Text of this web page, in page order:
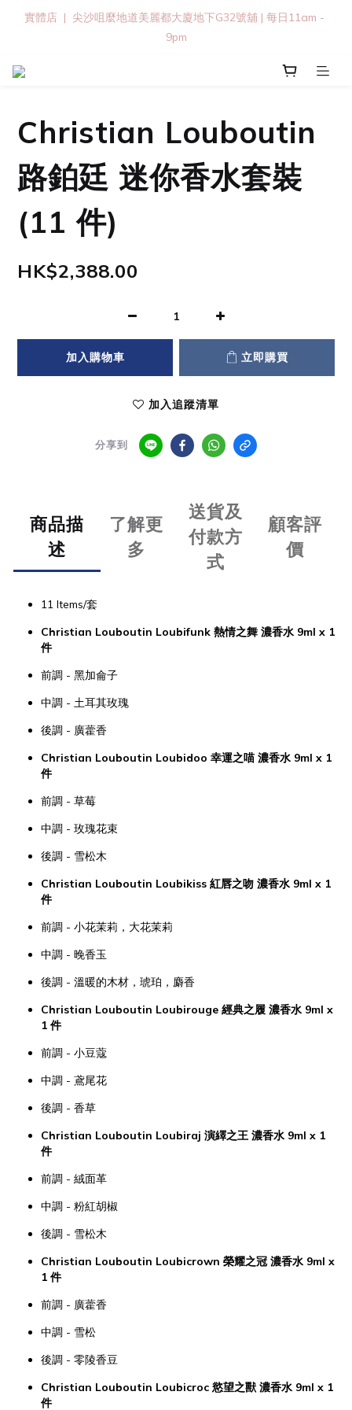
實體店  |  尖沙咀麼地道美麗都大廈地下G32號舖 | 每日11am -
9pm
Christian Louboutin
路鉑廷 迷你香水套裝
(11 件)
HK$2,388.00
加入購物車 立即購買
加入追蹤清單
分享到
商品描
述
了解更
多
送貨及
付款方
式
顧客評
價
11 Items/套
Christian Louboutin Loubifunk 熱情之舞 濃香水 9ml x 1
件
前調 - 黑加侖子
中調 - 土耳其玫瑰
後調 - 廣藿香
Christian Louboutin Loubidoo 幸運之喵 濃香水 9ml x 1
件
前調 - 草莓
中調 - 玫瑰花束
後調 - 雪松木
Christian Louboutin Loubikiss 紅唇之吻 濃香水 9ml x 1
件
前調 - 小花茉莉，大花茉莉
中調 - 晚香玉
後調 - 溫暖的木材，琥珀，麝香
Christian Louboutin Loubirouge 經典之履 濃香水 9ml x
1 件
前調 - 小豆蔻
中調 - 鳶尾花
後調 - 香草
Christian Louboutin Loubiraj 演繹之王 濃香水 9ml x 1
件
前調 - 絨面革
中調 - 粉紅胡椒
後調 - 雪松木
Christian Louboutin Loubicrown 榮耀之冠 濃香水 9ml x
1 件
前調 - 廣藿香
中調 - 雪松
後調 - 零陵香豆
Christian Louboutin Loubicroc 慾望之獸 濃香水 9ml x 1
件